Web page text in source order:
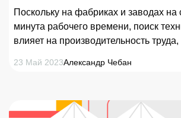
Поскольку на фабриках и заводах на
минута рабочего времени, поиск
влияет на производительность
крупные предприятия также
проблемы, современные
всё чаще используют RTLS решения.
23 Май 2023Александр Чебан